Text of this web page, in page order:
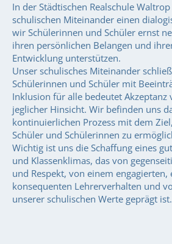
In der Städtischen Realschule
schulischen Miteinander einen
wir Schülerinnen und Schüler ernst
ihren persönlichen Belangen und
Entwicklung unterstützen.
Unser schulisches Miteinander
Schülerinnen und Schüler mit
Inklusion für alle bedeutet Akzeptanz
jeglicher Hinsicht. Wir befinden uns
kontinuierlichen Prozess mit dem
Schüler und Schülerinnen zu
Wichtig ist uns die Schaffung eines
und Klassenklimas, das von
und Respekt, von einem
konsequenten Lehrerverhalten und
unserer schulischen Werte geprägt ist.